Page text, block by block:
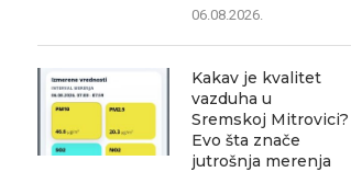
06.08.2026.
Kakav je kvalitet
vazduha u
Sremskoj Mitrovici?
Evo šta znače
jutrošnja merenja